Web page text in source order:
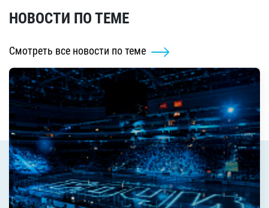
НОВОСТИ ПО ТЕМЕ
Смотреть все новости по теме